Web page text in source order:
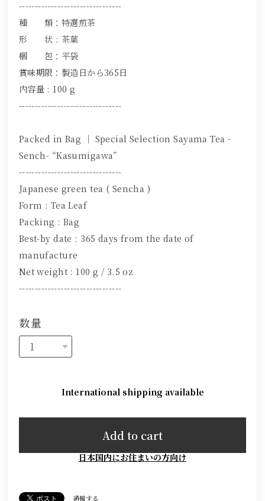
--------------------------------
種 類：特選煎茶
形 状 : 茶葉
梱 包：平袋
賞味期限：製造日から365日
内容量 : 100 g
--------------------------------
Packed in Bag ｜ Special Selection Sayama Tea -
Sench- “Kasumigawa”
--------------------------------
Japanese green tea ( Sencha )
Form : Tea Leaf
Packing : Bag
Best-by date : 365 days from the date of
manufacture
Net weight : 100 g / 3.5 oz
--------------------------------
数量
International shipping available
Add to cart
日本国内にお住まいの方向け
通報する